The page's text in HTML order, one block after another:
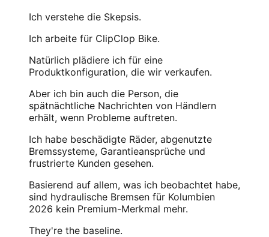
Ich verstehe die Skepsis.
Ich arbeite für ClipClop Bike.
Natürlich plädiere ich für eine
Produktkonfiguration, die wir verkaufen.
Aber ich bin auch die Person, die
spätnächtliche Nachrichten von Händlern
erhält, wenn Probleme auftreten.
Ich habe beschädigte Räder, abgenutzte
Bremssysteme, Garantieansprüche und
frustrierte Kunden gesehen.
Basierend auf allem, was ich beobachtet habe,
sind hydraulische Bremsen für Kolumbien
2026 kein Premium-Merkmal mehr.
They're the baseline.